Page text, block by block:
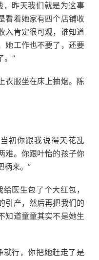
，昨天我们就是为这事
看着她家有四个店铺收
入肯定很可观，谁知道
她工作也不要了，还要
。”
衣服坐在床上抽烟。陈
初你跟我说得天花乱
难。你跟叶怡的孩子你
柄来。”
医生包了个大红包，
引产，然后再把我们的
知道童童其实不是她生
就行，你把她赶走了是